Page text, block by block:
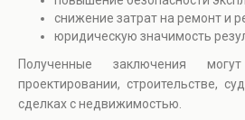
снижение затрат на ремонт и
юридическую значимость
Полученные заключения
проектировании, строительстве,
сделках с недвижимостью.